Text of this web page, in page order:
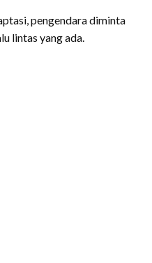
pengendara diminta
lintas yang ada.